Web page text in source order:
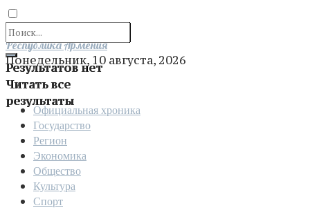
Результатов нет
Читать все
результаты
Отправить
Республика Армения
Понедельник, 10 августа, 2026
Официальная хроника
Государство
Регион
Экономика
Общество
Культура
Спорт